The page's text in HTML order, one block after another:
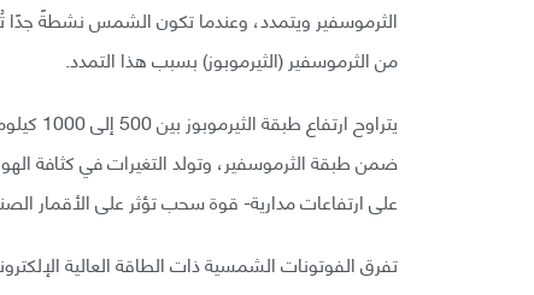
الثرموسفير ويتمدد، وعندما تكون الشمس نشطةً جدًا
من الثرموسفير (الثيرموبوز) بسبب هذا التمدد.
ضمن طبقة الثرموسفير، وتولد التغيرات في كثافة
على ارتفاعات مدارية- قوة سحب تؤثر على الأقمار
تفرق الفوتونات الشمسية ذات الطاقة العالية